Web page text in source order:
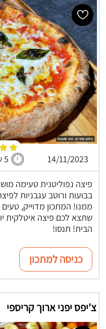
14/11/2023 5 שעות ו-2 דקות
פיצה נפוליטנית טעימה
בבועות ורוטב עגבניות
ממנו! המתכון מדוייק,
שתצא לכם פיצה איטלקית
הבית! תנסו!
כניסה למתכון
צ'יפס יפני ארוך קריספי